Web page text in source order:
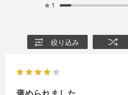
★ 1
絞り込み